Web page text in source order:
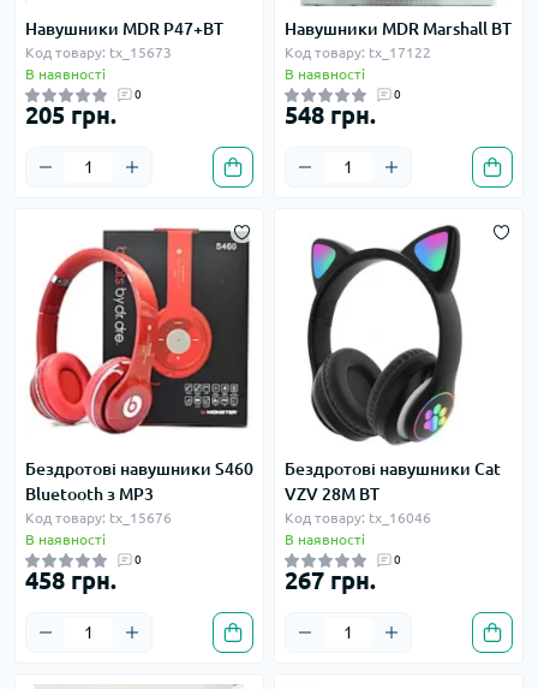
Навушники MDR P47+BT
Код товару: tx_15673
В наявності
0
205 грн.
Навушники MDR Marshall BT
Код товару: tx_17122
В наявності
0
548 грн.
Бездротові навушники S460
Bluetooth з MP3
Код товару: tx_15676
В наявності
0
458 грн.
Бездротові навушники Cat
VZV 28M BT
Код товару: tx_16046
В наявності
0
267 грн.